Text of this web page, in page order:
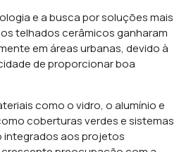
e a busca por soluções mais
telhados cerâmicos ganharam
em áreas urbanas, devido à
de proporcionar boa
como o vidro, o alumínio e
coberturas verdes e sistemas
aos projetos